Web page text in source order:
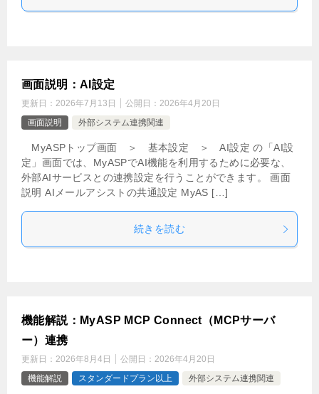
画面説明：AI設定
更新日： 2026年7月13日 公開日： 2026年4月20日
画面説明
外部システム連携関連
MyASPトップ画面 ＞ 基本設定 ＞ AI設定 の「AI設
定」画面では、MyASPでAI機能を利用するために必要な、
外部AIサービスとの連携設定を行うことができます。 画面
説明 AIメールアシストの共通設定 MyAS […]
続きを読む
機能解説：MyASP MCP Connect（MCPサーバ
ー）連携
更新日： 2026年8月4日 公開日： 2026年4月20日
機能解説
スタンダードプラン以上 外部システム連携関連